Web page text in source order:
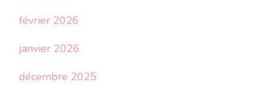
février 2026
janvier 2026
décembre 2025